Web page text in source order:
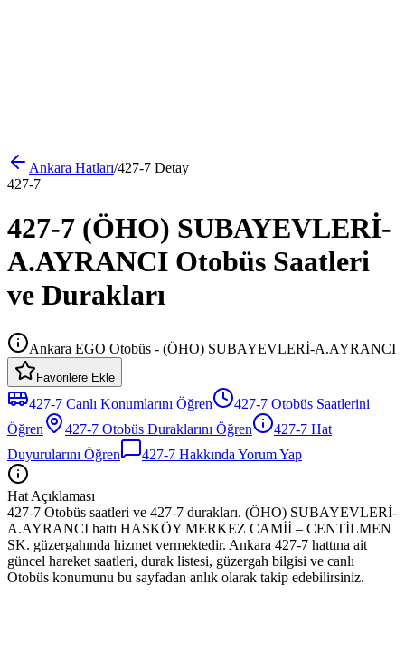
Ankara Hatları/427-7 Detay
427-7
427-7 (ÖHO) SUBAYEVLERİ-
A.AYRANCI Otobüs Saatleri
ve Durakları
Ankara EGO Otobüs - (ÖHO) SUBAYEVLERİ-A.AYRANCI
Favorilere Ekle
427-7 Canlı Konumlarını Öğren 427-7 Otobüs Saatlerini
Öğren
427-7 Otobüs Duraklarını Öğren 427-7 Hat
Duyurularını Öğren
427-7 Hakkında Yorum Yap
Hat Açıklaması
427-7 Otobüs saatleri ve 427-7 durakları. (ÖHO) SUBAYEVLERİ-
A.AYRANCI hattı HASKÖY MERKEZ CAMİİ – CENTİLMEN
SK. güzergahında hizmet vermektedir. Ankara 427-7 hattına ait
güncel hareket saatleri, durak listesi, güzergah bilgisi ve canlı
Otobüs konumunu bu sayfadan anlık olarak takip edebilirsiniz.